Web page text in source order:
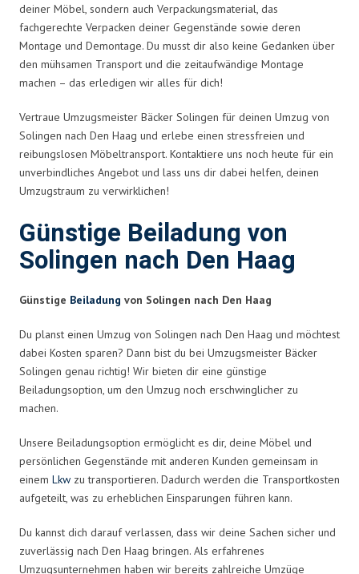
deiner Möbel, sondern auch Verpackungsmaterial, das
fachgerechte Verpacken deiner Gegenstände sowie deren
Montage und Demontage. Du musst dir also keine Gedanken über
den mühsamen Transport und die zeitaufwändige Montage
machen – das erledigen wir alles für dich!
Vertraue Umzugsmeister Bäcker Solingen für deinen Umzug von
Solingen nach Den Haag und erlebe einen stressfreien und
reibungslosen Möbeltransport. Kontaktiere uns noch heute für ein
unverbindliches Angebot und lass uns dir dabei helfen, deinen
Umzugstraum zu verwirklichen!
Günstige Beiladung von
Solingen nach Den Haag
Günstige Beiladung von Solingen nach Den Haag
Du planst einen Umzug von Solingen nach Den Haag und möchtest
dabei Kosten sparen? Dann bist du bei Umzugsmeister Bäcker
Solingen genau richtig! Wir bieten dir eine günstige
Beiladungsoption, um den Umzug noch erschwinglicher zu
machen.
Unsere Beiladungsoption ermöglicht es dir, deine Möbel und
persönlichen Gegenstände mit anderen Kunden gemeinsam in
einem Lkw zu transportieren. Dadurch werden die Transportkosten
aufgeteilt, was zu erheblichen Einsparungen führen kann.
Du kannst dich darauf verlassen, dass wir deine Sachen sicher und
zuverlässig nach Den Haag bringen. Als erfahrenes
Umzugsunternehmen haben wir bereits zahlreiche Umzüge